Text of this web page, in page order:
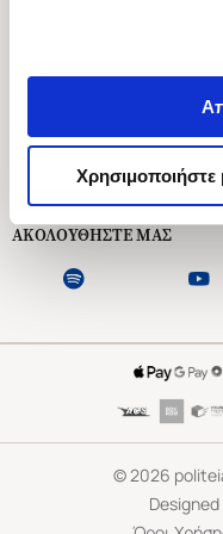
Δευτέρα -
Εξυπηρέτηση Πελατών
ΑΚΟΛΟΥΘΗΣΤΕ ΜΑΣ
©2026